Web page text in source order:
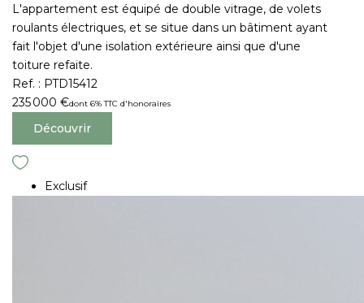
L'appartement est équipé de double vitrage, de volets
roulants électriques, et se situe dans un bâtiment ayant
fait l'objet d'une isolation extérieure ainsi que d'une
toiture refaite.
Ref. : PTD15412
235 000 €dont 6% TTC d'honoraires
Découvrir
Exclusif